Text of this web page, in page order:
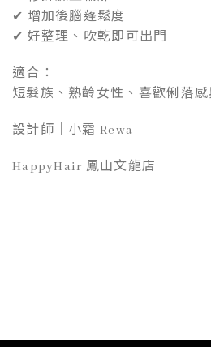
✔ 增加後腦蓬鬆度
✔ 好整理、吹乾即可出門
適合：
短髮族、熟齡女性、喜歡俐落
設計師｜小霜 Rewa
HappyHair 鳳山文龍店